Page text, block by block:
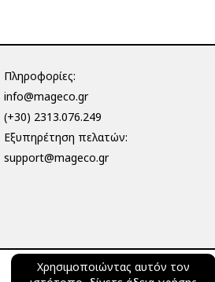
Χρησιμοποιώντας αυτόν τον
Πληροφορίες:
info@mageco.gr
(+30) 2313.076.249
Eξυπηρέτηση πελατών:
support@mageco.gr